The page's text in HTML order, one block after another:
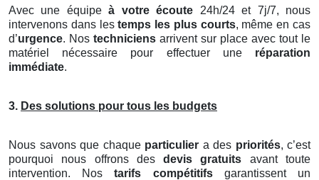
Avec une équipeà votre écoute 24h/24 et 7j/7, nous
intervenons dans lestemps les plus courts, même en cas
d’urgence. Nos techniciens arrivent sur place avec tout le
matériel nécessaire pour effectuer une réparation
immédiate.
3. Des solutions pour tous les budgets
Nous savons que chaque particulier a des priorités, c’est
pourquoi nous offrons desdevis gratuits avant toute
intervention. Nostarifs compétitifsgarantissent un